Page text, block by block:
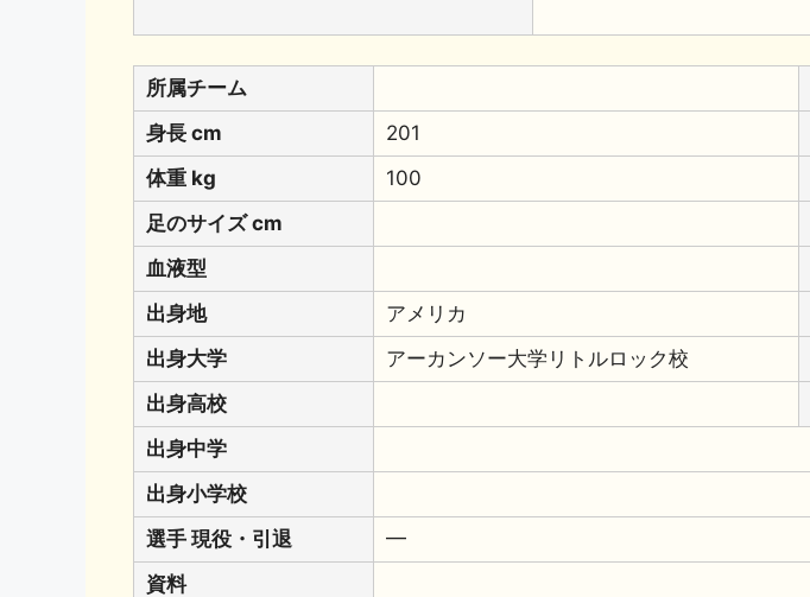
所属チーム
身長 cm
201
体重 kg
100
足のサイズ cm
血液型
出身地
アメリカ
出身大学
アーカンソー大学リトルロック校
出身高校
出身中学
出身小学校
選手 現役・引退
━
資料